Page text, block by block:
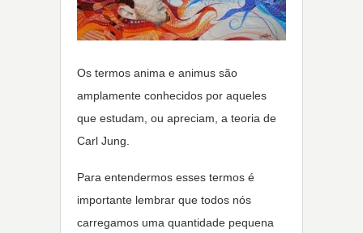
Os termos anima e animus são
amplamente conhecidos por aqueles
que estudam, ou apreciam, a teoria de
Carl Jung.
Para entendermos esses termos é
importante lembrar que todos nós
carregamos uma quantidade pequena